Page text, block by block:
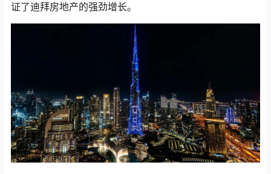
证了迪拜房地产的强劲增长。